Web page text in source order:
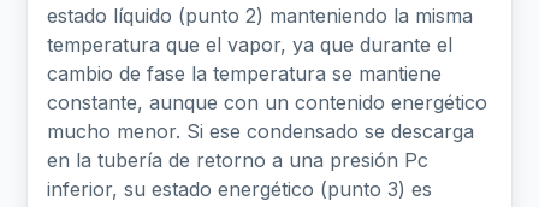
estado líquido (punto 2) manteniendo la misma
temperatura que el vapor, ya que durante el
cambio de fase la temperatura se mantiene
constante, aunque con un contenido energético
mucho menor. Si ese condensado se descarga
en la tubería de retorno a una presión Pc
inferior, su estado energético (punto 3) es